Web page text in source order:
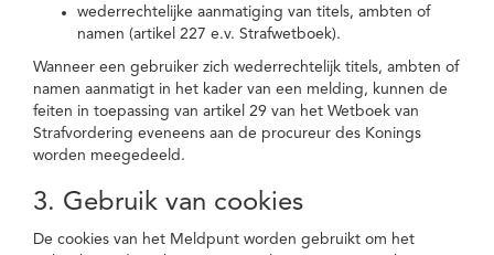
wederrechtelijke aanmatiging van titels, ambten of
namen (artikel 227 e.v. Strafwetboek).
Wanneer een gebruiker zich wederrechtelijk titels, ambten of
namen aanmatigt in het kader van een melding, kunnen de
feiten in toepassing van artikel 29 van het Wetboek van
Strafvordering eveneens aan de procureur des Konings
worden meegedeeld.
3. Gebruik van cookies
De cookies van het Meldpunt worden gebruikt om het